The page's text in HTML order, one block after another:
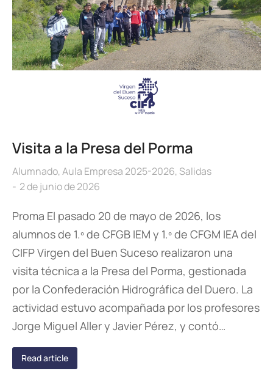
Visita a la Presa del Porma
Alumnado,Aula Empresa 2025-2026,Salidas
2 de junio de 2026
Proma El pasado 20 de mayo de 2026, los
alumnos de 1.º de CFGB IEM y 1.º de CFGM IEA del
CIFP Virgen del Buen Suceso realizaron una
visita técnica a la Presa del Porma, gestionada
por la Confederación Hidrográfica del Duero. La
actividad estuvo acompañada por los profesores
Jorge Miguel Aller y Javier Pérez, y contó…
Read article